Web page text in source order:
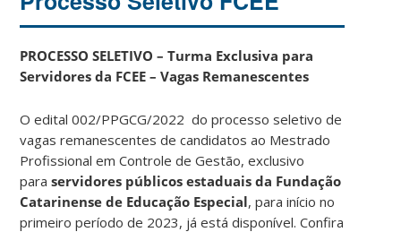
PROCESSO SELETIVO – Turma Exclusiva para
Servidores da FCEE – Vagas Remanescentes
O edital 002/PPGCG/2022 do processo seletivo de
vagas remanescentes de candidatos ao Mestrado
Profissional em Controle de Gestão, exclusivo
paraservidores públicos estaduais da Fundação
Catarinense de Educação Especial, para início no
primeiro período de 2023, já está disponível. Confira